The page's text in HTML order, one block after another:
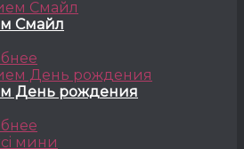
Смайл
День рождения